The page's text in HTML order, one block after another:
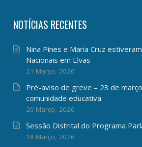
NOTÍCIAS RECENTES
Nina Pines e Maria Cruz
Nacionais em Elvas
21 Março, 2026
Pré-aviso de greve – 23 de
comunidade educativa
20 Março, 2026
Sessão Distrital do Programa
18 Março, 2026